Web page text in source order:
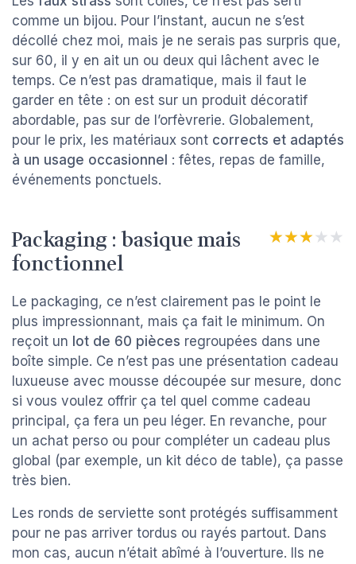
comme un bijou. Pour l’instant, aucun ne s’est
décollé chez moi, mais je ne serais pas surpris que,
sur 60, il y en ait un ou deux qui lâchent avec le
temps. Ce n’est pas dramatique, mais il faut le
garder en tête : on est sur un produit décoratif
abordable, pas sur de l’orfèvrerie. Globalement,
pour le prix, les matériaux sont corrects et adaptés
à un usage occasionnel : fêtes, repas de famille,
événements ponctuels.
Packaging : basique mais
fonctionnel
★★★★★
★★★★★
Le packaging, ce n’est clairement pas le point le
plus impressionnant, mais ça fait le minimum. On
reçoit un lot de 60 pièces regroupées dans une
boîte simple. Ce n’est pas une présentation cadeau
luxueuse avec mousse découpée sur mesure, donc
si vous voulez offrir ça tel quel comme cadeau
principal, ça fera un peu léger. En revanche, pour
un achat perso ou pour compléter un cadeau plus
global (par exemple, un kit déco de table), ça passe
très bien.
Les ronds de serviette sont protégés suffisamment
pour ne pas arriver tordus ou rayés partout. Dans
mon cas, aucun n’était abîmé à l’ouverture. Ils ne